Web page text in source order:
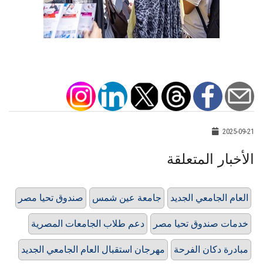
2025-09-21
الأخبار المتعلقة
صندوق تحيا مصر جامعة عين شمس العام الجامعي الجديد
دعم طلاب الجامعات المصرية خدمات صندوق تحيا مصر
مهرجان استقبال العام الجامعي الجديد مبادرة دكان الفرحة